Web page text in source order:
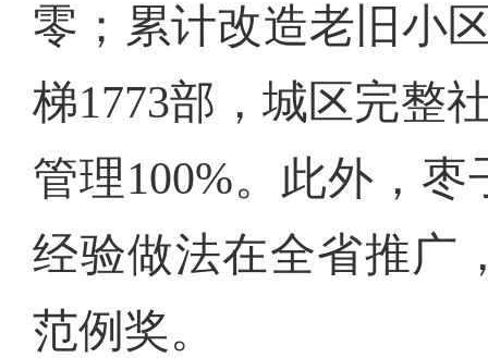
零；累计改造老旧小
梯1773部，城区完整
管理100%。此外，
经验做法在全省推广
范例奖。